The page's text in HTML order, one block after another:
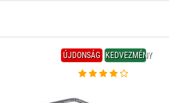
ÚJDONSÁG KEDVEZMÉNY